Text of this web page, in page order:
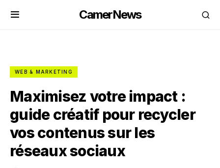
CamerNews
WEB & MARKETING
Maximisez votre impact :
guide créatif pour recycler
vos contenus sur les
réseaux sociaux